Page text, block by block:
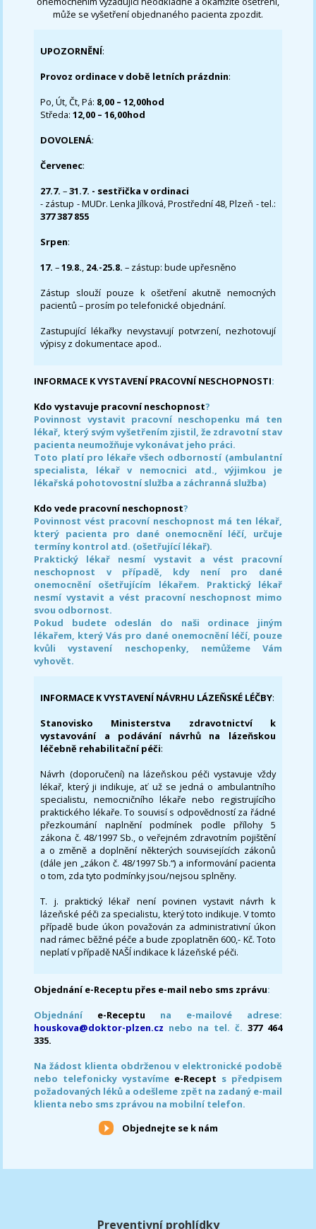
může se vyšetření objednaného pacienta zpozdit.
UPOZORNĚNÍ:
Provoz ordinace v době letních prázdnin:
Po, Út, Čt, Pá: 8,00 – 12,00hod
Středa:12,00 – 16,00hod
DOVOLENÁ:
Červenec:
27.7.–31.7. - sestřička v ordinaci
- zástup - MUDr. Lenka Jílková, Prostřední 48, Plzeň - tel.:
377 387 855
Srpen:
17. –19.8., 24.-25.8. – zástup: bude upřesněno
Zástup slouží pouze k ošetření akutně nemocných
pacientů – prosím po telefonické objednání.
Zastupující lékařky nevystavují potvrzení, nezhotovují
výpisy z dokumentace apod..
INFORMACE K VYSTAVENÍ PRACOVNÍ NESCHOPNOSTI:
Kdo vystavuje pracovní neschopnost?
Povinnost vystavit pracovní neschopenku má ten
lékař, který svým vyšetřením zjistil, že zdravotní stav
pacienta neumožňuje vykonávat jeho práci.
Toto platí pro lékaře všech odborností (ambulantní
specialista, lékař v nemocnici atd., výjimkou je
lékařská pohotovostní služba a záchranná služba)
Kdo vede pracovní neschopnost?
Povinnost vést pracovní neschopnost má ten lékař,
který pacienta pro dané onemocnění léčí, určuje
termíny kontrol atd. (ošetřující lékař).
Praktický lékař nesmí vystavit a vést pracovní
neschopnost v případě, kdy není pro dané
onemocnění ošetřujícím lékařem. Praktický lékař
nesmí vystavit a vést pracovní neschopnost mimo
svou odbornost.
Pokud budete odeslán do naši ordinace jiným
lékařem, který Vás pro dané onemocnění léčí, pouze
kvůli vystavení neschopenky, nemůžeme Vám
vyhovět.
INFORMACE K VYSTAVENÍ NÁVRHU LÁZEŇSKÉ LÉČBY:
Stanovisko Ministerstva zdravotnictví k
vystavování a podávání návrhů na lázeňskou
léčebně rehabilitační péči:
Návrh (doporučení) na lázeňskou péči vystavuje vždy
lékař, který ji indikuje, ať už se jedná o ambulantního
specialistu, nemocničního lékaře nebo registrujícího
praktického lékaře. To souvisí s odpovědností za řádné
přezkoumání naplnění podmínek podle přílohy 5
zákona č. 48/1997 Sb., o veřejném zdravotním pojištění
a o změně a doplnění některých souvisejících zákonů
(dále jen „zákon č. 48/1997 Sb.“) a informování pacienta
o tom, zda tyto podmínky jsou/nejsou splněny.
T. j. praktický lékař není povinen vystavit návrh k
lázeňské péči za specialistu, který toto indikuje. V tomto
případě bude úkon považován za administrativní úkon
nad rámec běžné péče a bude zpoplatněn 600,- Kč. Toto
neplatí v případě NAŠÍ indikace k lázeňské péči.
Objednání e-Receptu přes e-mail nebo sms zprávu:
Objednání e-Receptu na e-mailové adrese:
houskova@doktor-plzen.cz nebo na tel. č. 377 464
335.
Na žádost klienta obdrženou v elektronické podobě
nebo telefonicky vystavíme e-Recept s předpisem
požadovaných léků a odešleme zpět na zadaný e-mail
klienta nebo sms zprávou na mobilní telefon.
Objednejte se k nám
Preventivní prohlídky